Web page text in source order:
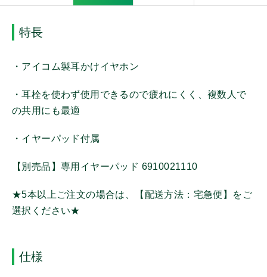
特長
・アイコム製耳かけイヤホン
・耳栓を使わず使用できるので疲れにくく、複数人で
の共用にも最適
・イヤーパッド付属
【別売品】専用イヤーパッド 6910021110
★5本以上ご注文の場合は、【配送方法：宅急便】をご
選択ください★
仕様
オンザウェイ
その他メーカー
その他
その他機器
イヤホンマイク